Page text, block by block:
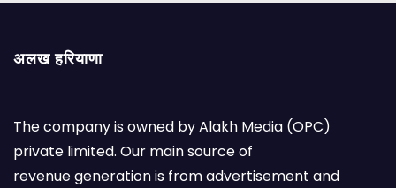
अलख हरियाणा
The company is owned by Alakh Media (OPC)
private limited. Our main source of
revenue generation is from advertisement and